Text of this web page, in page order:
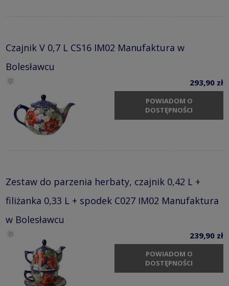
Czajnik V 0,7 L CS16 IM02 Manufaktura w
Bolesławcu
293,90 zł
POWIADOM O
DOSTĘPNOŚCI
Zestaw do parzenia herbaty, czajnik 0,42 L +
filiżanka 0,33 L + spodek C027 IM02 Manufaktura
w Bolesławcu
239,90 zł
POWIADOM O
DOSTĘPNOŚCI